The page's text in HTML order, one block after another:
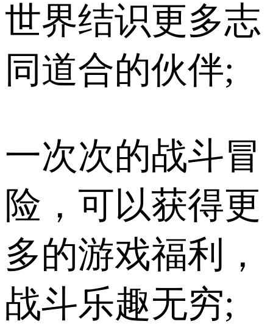
世界结识更多志
同道合的伙伴;
一次次的战斗冒
险，可以获得更
多的游戏福利，
战斗乐趣无穷;